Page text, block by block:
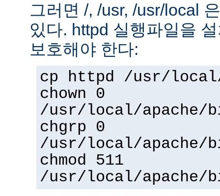
그러면 /, /usr, /usr/local
있다. httpd 실행파일을
보호해야 한다:
cp httpd /usr/
chown 0
/usr/local/apache/
chgrp 0
/usr/local/apache/
chmod 511
/usr/local/apache/